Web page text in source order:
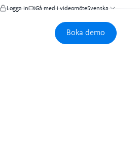
Logga in Gå med i videomöteSvenska
Boka demo
Boka demo